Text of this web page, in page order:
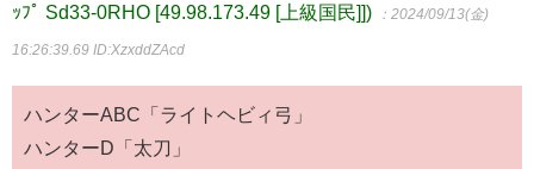
ｯﾌﾟ Sd33-0RHO [49.98.173.49 [上級国民]])
：2024/09/13(金)
16:26:39.69 ID:XzxddZAcd
ハンターABC「ライトヘビィ弓」
ハンターD「太刀」